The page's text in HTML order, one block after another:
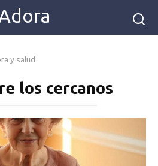
y salud
los cercanos